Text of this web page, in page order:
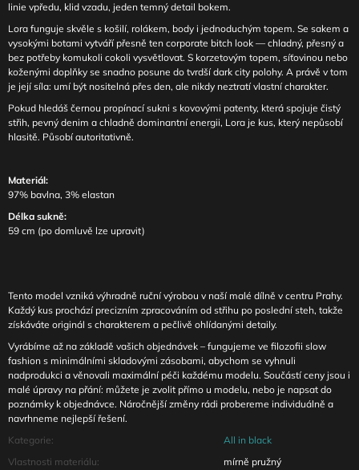
linie vpředu, klid vzadu, jeden temný detail bokem.
Lora funguje skvěle s košilí, rolákem, body i jednoduchým topem. Se sakem a
vysokými botami vytváří přesně ten corporate bitch look — chladný, přesný a
bez potřeby komukoli cokoli vysvětlovat. S korzetovým topem, síťovinou nebo
koženými doplňky se snadno posune do tvrdší dark city polohy. A právě v tom
je její síla: umí být nositelná přes den, ale nikdy neztratí vlastní charakter.
Pokud hledáš černou propínací sukni s kovovými patenty, která spojuje čistý
střih, pevný denim a chladně dominantní energii, Lora je kus, který nepůsobí
hlasitě. Působí autoritativně.
Materiál:
97% bavlna, 3% elastan
Délka sukně:
59 cm (po domluvě lze upravit)
Tento model vzniká výhradně ruční výrobou v naší malé dílně v centru Prahy.
Každý kus prochází precizním zpracováním od střihu po poslední steh, takže
získáváte originál s charakterem a pečlivě ohlídanými detaily.
Vyrábíme až na základě vašich objednávek – fungujeme ve filozofii slow
fashion s minimálními skladovými zásobami, abychom se vyhnuli
nadprodukci a věnovali maximální péči každému modelu. Součástí ceny jsou i
malé úpravy na přání: můžete je zvolit přímo u modelu, nebo je napsat do
poznámky k objednávce. Náročnější změny rádi probereme individuálně a
navrhneme nejlepší řešení.
Kategorie:
All in black
Vlastnosti materiálu: mírně pružný